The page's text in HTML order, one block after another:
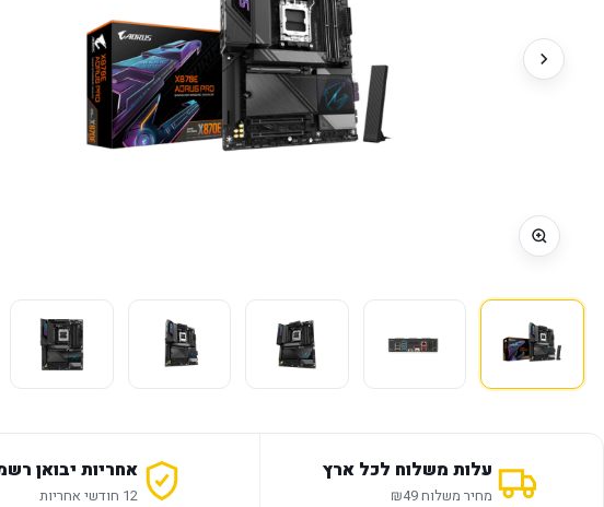
עלות משלוח לכל ארץ
מחיר משלוח ₪49
אחריות יבואן
12 חודשי אחריות